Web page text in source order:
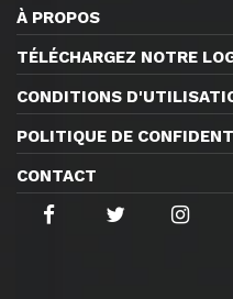
À PROPOS
TÉLÉCHARGEZ NOTRE
CONDITIONS
POLITIQUE DE
CONTACT